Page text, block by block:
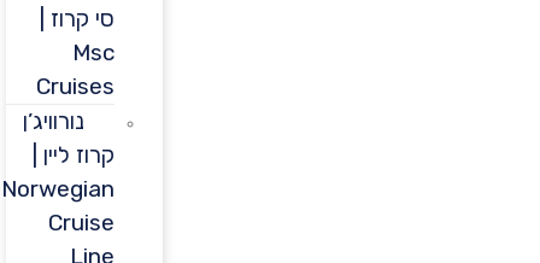
סי קרוז |
Cruises
נורוויג’ן
קרוז ליין |
Norwegian
Cruise